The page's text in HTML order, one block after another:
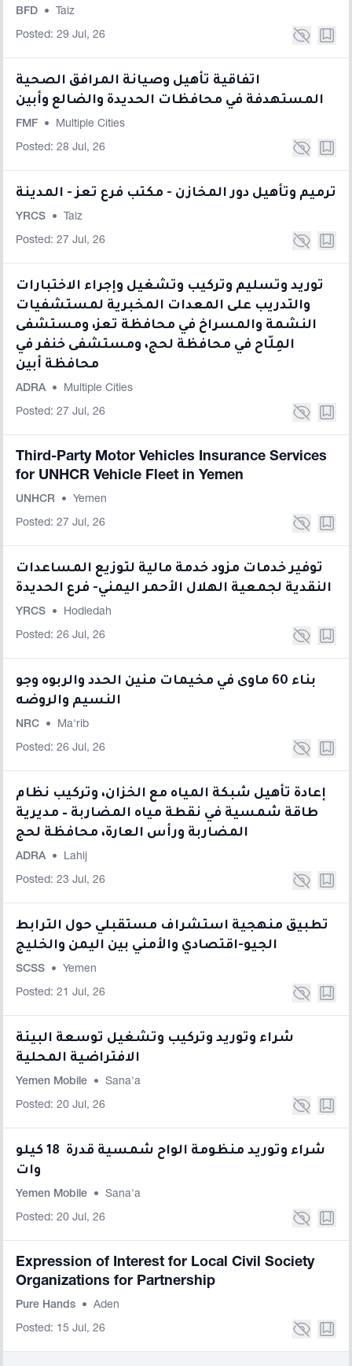
BFD • Taiz
Posted: 29 Jul, 26
اتفاقية تأهيل وصيانة المرافق الصحية
المستهدفة في محافظات الحديدة والضالع وأبين
FMF • Multiple Cities
Posted: 28 Jul, 26
ترميم وتأهيل دور المخازن - مكتب فرع تعز - المدينة
YRCS • Taiz
Posted: 27 Jul, 26
توريد وتسليم وتركيب وتشغيل وإجراء الاختبارات
والتدريب على المعدات المخبرية لمستشفيات
النشمة والمسراخ في محافظة تعز، ومستشفى
المِلّاح في محافظة لحج، ومستشفى خنفر في
محافظة أبين
ADRA • Multiple Cities
Posted: 27 Jul, 26
Third-Party Motor Vehicles Insurance Services
for UNHCR Vehicle Fleet in Yemen
UNHCR • Yemen
Posted: 27 Jul, 26
توفير خدمات مزود خدمة مالية لتوزيع المساعدات
النقدية لجمعية الهلال الأحمر اليمني- فرع الحديدة
YRCS • Hodiedah
Posted: 26 Jul, 26
بناء 60 ماوى في مخيمات منين الحدد والربوه وجو
النسيم والروضه
NRC • Ma'rib
Posted: 26 Jul, 26
إعادة تأهيل شبكة المياه مع الخزان، وتركيب نظام
طاقة شمسية في نقطة مياه المضاربة – مديرية
المضاربة ورأس العارة، محافظة لحج
ADRA • Lahij
Posted: 23 Jul, 26
تطبيق منهجية استشراف مستقبلي حول الترابط
الجيو-اقتصادي والأمني بين اليمن والخليج
SCSS • Yemen
Posted: 21 Jul, 26
شراء وتوريد وتركيب وتشغيل توسعة البيئة
الافتراضية المحلية
Yemen Mobile • Sana'a
Posted: 20 Jul, 26
شراء وتوريد منظومة الواح شمسية قدرة 18 كيلو
وات
Yemen Mobile • Sana'a
Posted: 20 Jul, 26
Expression of Interest for Local Civil Society
Organizations for Partnership
Pure Hands • Aden
Posted: 15 Jul, 26